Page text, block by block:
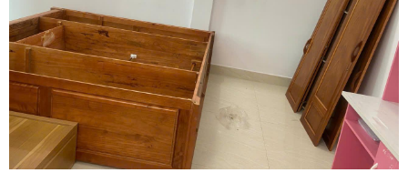
cồng kềnh này luôn đặt ra những áp lực kỹ thuật cực kỳ lớn cho gia
chủ. Chuyển nhà Khôi Nguyên mang đến giải pháp tháo ráp giường
tủ trọn gói chuyên nghiệp tận nhà tại Thành phố Biên Hòa, cam kết
thi công thần tốc, bảo vệ vẹn toàn kết cấu mộc và giữ gìn vẻ đẹp
sang trọng cho tài sản của bạn với mức chi phí tiết kiệm tối ưu. Quý
khách hàng cần tư vấn phương án và nhận báo giá ưu đãi tốt nhất
hãy gọi ngay hotline hỗ trợ liên tục hai mươi tư trên bảy qua số điện
thoại 0913 371 378 hoặc số 0972 366 628 để nhận phản hồi siêu
tốc từ đội ngũ Khôi Nguyên.